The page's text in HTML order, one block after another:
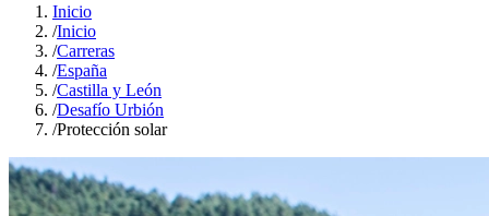
Inicio
/Inicio
/Carreras
/España
/Castilla y León
/Desafío Urbión
/Protección solar